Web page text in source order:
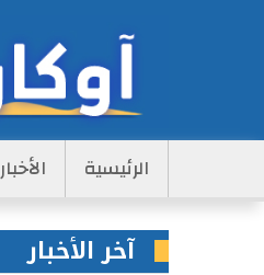
Main
Navigation
الرئيسية الأخبار
آخر الأخبار